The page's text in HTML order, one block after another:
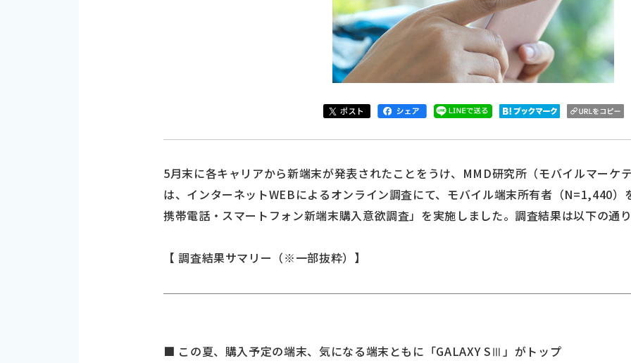
5月末に各キャリアから新端末が発表されたことをうけ、MMD研究所（モバイルマーケ
は、インターネットWEBによるオンライン調査にて、モバイル端末所有者（N=1,440
携帯電話・スマートフォン新端末購入意欲調査」を実施しました。調査結果は以下の通
【 調査結果サマリー（※一部抜粋）】
■ この夏、購入予定の端末、気になる端末ともに「GALAXY SⅢ」がトップ